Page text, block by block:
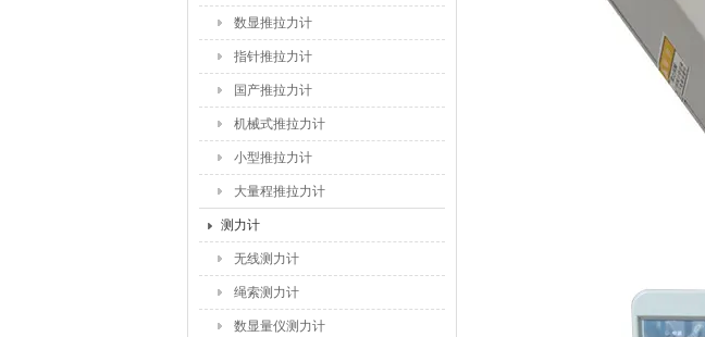
数显推拉力计
指针推拉力计
国产推拉力计
机械式推拉力计
小型推拉力计
大量程推拉力计
测力计
无线测力计
绳索测力计
数显量仪测力计